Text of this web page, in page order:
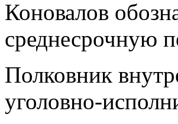
Коновалов
среднесрочную
Полковник
уголовно-